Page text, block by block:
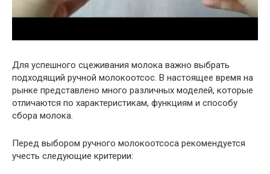
Для успешного сцеживания молока важно выбрать
подходящий ручной молокоотсос. В настоящее время на
рынке представлено много различных моделей, которые
отличаются по характеристикам, функциям и способу
сбора молока.
Перед выбором ручного молокоотсоса рекомендуется
учесть следующие критерии: